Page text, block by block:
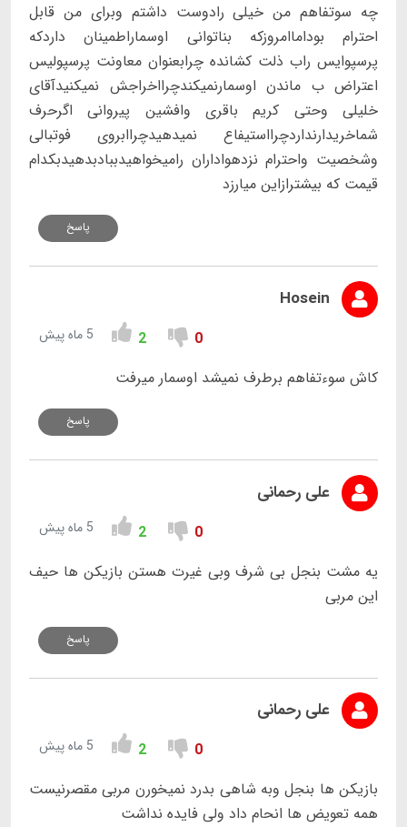
چه سوتفاهم من خیلی رادوست داشتم وبرای من قابل
احترام بوداماامروزکه بناتوانی اوسماراطمینان داردکه
پرسپوایس راب ذلت کشانده چرابعنوان معاونت پرسپولیس
اعتراض ب ماندن اوسمارنمیکندچرااخراجش نمیکنیدآقای
خلیلی وحتی کریم باقری وافشین پیروانی اگرحرف
شماخریدارنداردچرااستیفاع نمیدهیدچراابروی فوتبالی
وشخصیت واحترام نزدهواداران رامیخواهیدببادبدهیدبکدام
قیمت که بیشترازاین میارزد
پاسخ
Hosein
0
2 5 ماه پیش
کاش سوءتفاهم برطرف نمیشد اوسمار میرفت
پاسخ
علی رحمانی
0
2 5 ماه پیش
یه مشت بنجل بی شرف وبی غیرت هستن بازیکن ها حیف
این مربی
پاسخ
علی رحمانی
0
2 5 ماه پیش
بازیکن ها بنجل وبه شاهی بدرد نمیخورن مربی مقصرنیست
همه تعویض ها انحام داد ولی فایده نداشت